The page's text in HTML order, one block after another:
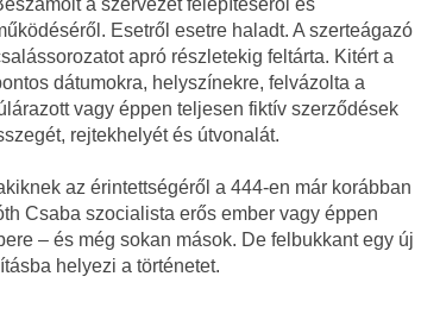
a szervezet felépítéséről és
Esetről esetre haladt. A szerteágazó
apró részletekig feltárta. Kitért a
dátumokra, helyszínekre, felvázolta a
vagy éppen teljesen fiktív szerződések
rejtekhelyét és útvonalát.
az érintettségéről a 444-en már korábban
Csaba szocialista erős ember vagy éppen
– és még sokan mások. De felbukkant egy új
helyezi a történetet.